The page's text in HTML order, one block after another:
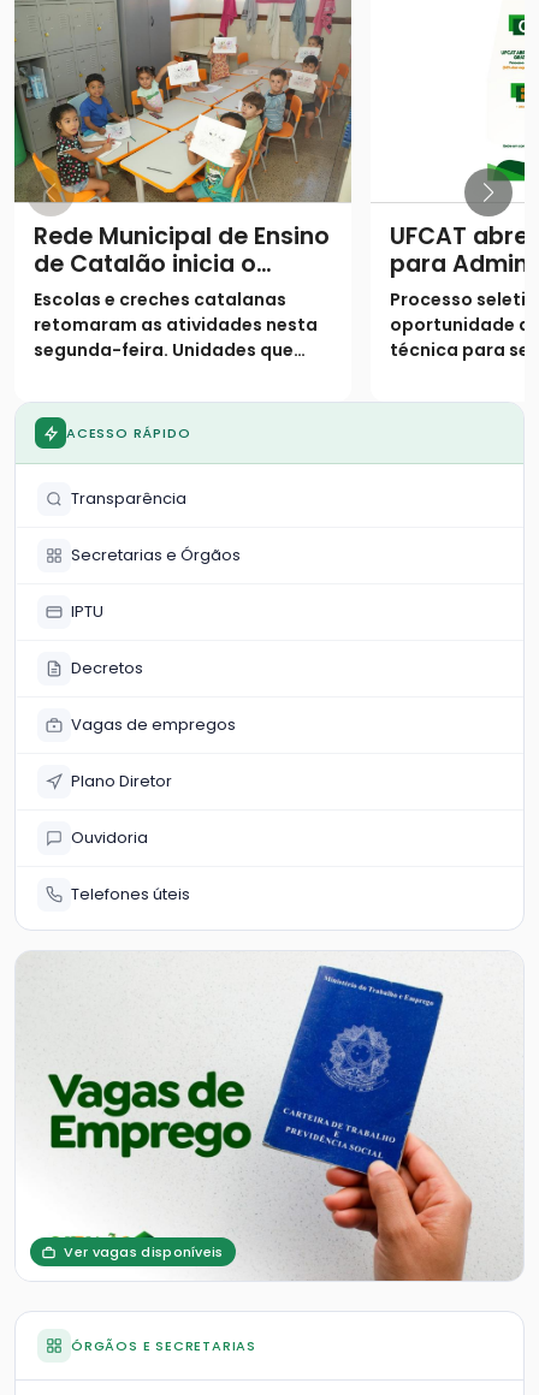
Rede Municipal de Ensino
de Catalão inicia o
segundo semestre com
9,4 mil alunos de volta
às salas de aula
Escolas e creches catalanas
retomaram as atividades nesta
segunda-feira. Unidades que
voltam ao atendimento regular,
enquanto a rede municipal
reforça o suporte em tempo
diárias
UFCAT
para
Pública
para
em Catalão
Processo
oportunidade
técnica para
contratados;
ACESSO RÁPIDO
Transparência
Secretarias e Órgãos
IPTU
Decretos
Vagas de empregos
Plano Diretor
Ouvidoria
Telefones úteis
Ver vagas disponíveis
ÓRGÃOS E SECRETARIAS